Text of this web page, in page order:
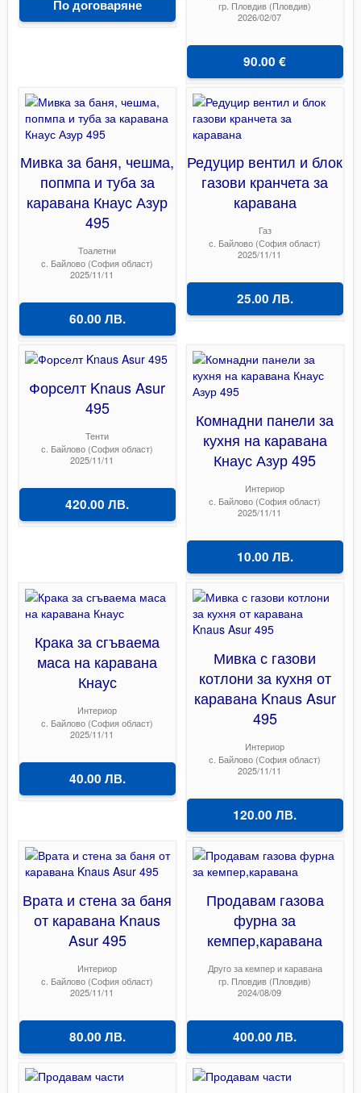
По договаряне
гр. Пловдив (Пловдив)
2026/02/07
90.00 €
Мивка за баня, чешма,
попмпа и туба за
каравана Кнаус Азур
495
Тоалетни
с. Байлово (София област)
2025/11/11
60.00 ЛВ.
Редуцир вентил и блок
газови кранчета за
каравана
Газ
с. Байлово (София област)
2025/11/11
25.00 ЛВ.
Форселт Knaus Asur
495
Тенти
с. Байлово (София област)
2025/11/11
420.00 ЛВ.
Комнадни панели за
кухня на каравана
Кнаус Азур 495
Интериор
с. Байлово (София област)
2025/11/11
10.00 ЛВ.
Крака за сгъваема
маса на каравана
Кнаус
Интериор
с. Байлово (София област)
2025/11/11
40.00 ЛВ.
Мивка с газови
котлони за кухня от
каравана Knaus Asur
495
Интериор
с. Байлово (София област)
2025/11/11
120.00 ЛВ.
Врата и стена за баня
от каравана Knaus
Asur 495
Интериор
с. Байлово (София област)
2025/11/11
80.00 ЛВ.
Продавам газова
фурна за
кемпер,каравана
Друго за кемпер и каравана
гр. Пловдив (Пловдив)
2024/08/09
400.00 ЛВ.